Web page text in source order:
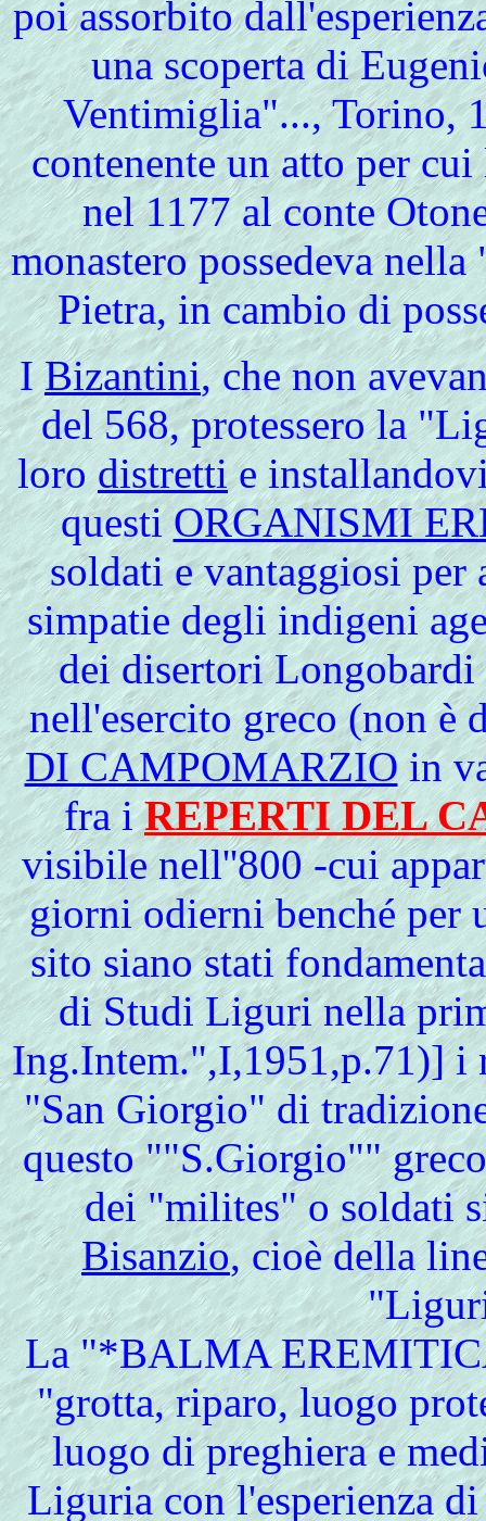
poi assorbito
una scoperta di
Ventimiglia"..., Torino,
contenente un atto per
nel 1177 al conte
monastero possedeva
Pietra, in cambio di
I Bizantini, che non
del 568, protessero la
lorodistrettie
questiORGANISMI
soldati e vantaggiosi per
simpatie degli indigeni
dei disertori Longobardi
nell'esercito greco (non è
DI CAMPOMARZIOin
fra iREPERTI DEL
visibile nell''800 -cui
giorni odierni benché per
sito siano stati
di Studi Liguri nella
Ing.Intem.",I,1951,p.71)] i
"San Giorgio" di
questo ""S.Giorgio""
dei "milites" o soldati
Bisanzio, cioè della
La "*BALMA
"grotta, riparo, luogo
luogo di preghiera e
Liguria con l'esperienza